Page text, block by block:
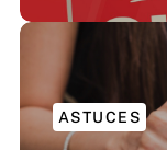
ASTUCES